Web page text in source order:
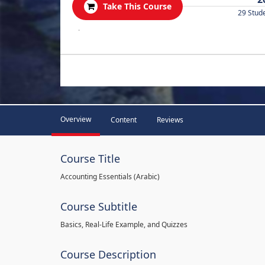
Take This Course
29
.
Overview Content Reviews
Course Title
Accounting Essentials (Arabic)
Course Subtitle
Basics, Real-Life Example, and Quizzes
Course Description